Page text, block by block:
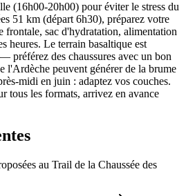
(16h00-20h00) pour éviter le stress du
51 km (départ 6h30), préparez votre
frontale, sac d'hydratation, alimentation
heures. Le terrain basaltique est
préférez des chaussures avec un bon
l'Ardèche peuvent générer de la brume
midi en juin : adaptez vos couches.
tous les formats, arrivez en avance
au Trail de la Chaussée des